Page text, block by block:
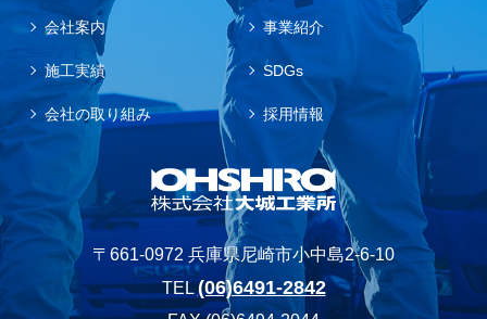
会社案内 事業紹介
施工実績 SDGs
会社の取り組み 採用情報
〒661-0972 兵庫県尼崎市小中島2-6-10
TEL(06)6491-2842